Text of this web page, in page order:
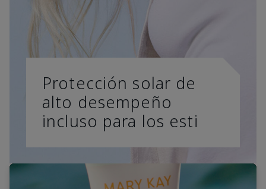
Protección solar de
alto desempeño
incluso para los esti